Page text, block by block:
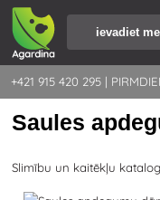
+421 915 420 295 |
Saules
Slimību un kaitēkļu